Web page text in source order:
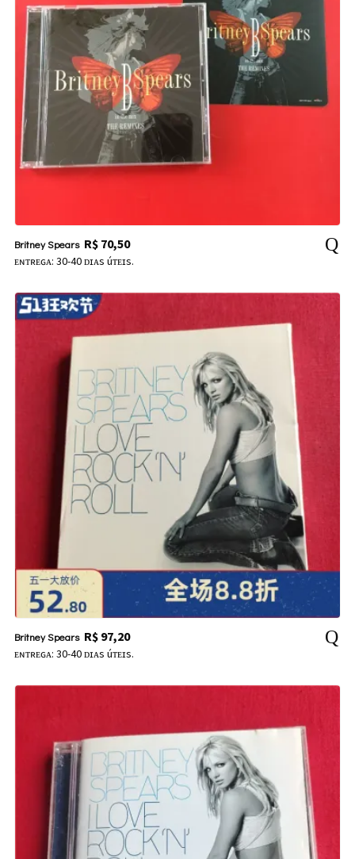
Britney Spears R$70,50
ᴇɴᴛʀᴇɢᴀ: 30-40 ᴅɪᴀs úᴛᴇɪs.
Britney Spears R$97,20
ᴇɴᴛʀᴇɢᴀ: 30-40 ᴅɪᴀs úᴛᴇɪs.